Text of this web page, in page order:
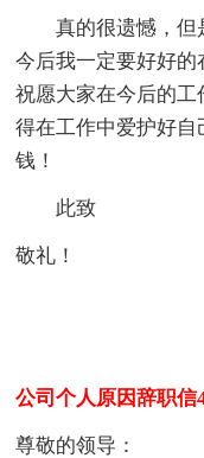
真的很遗憾，但是
今后我一定要好好的
祝愿大家在今后的
得在工作中爱护好
钱！
此致
敬礼！
公司个人原因辞职信
尊敬的领导：